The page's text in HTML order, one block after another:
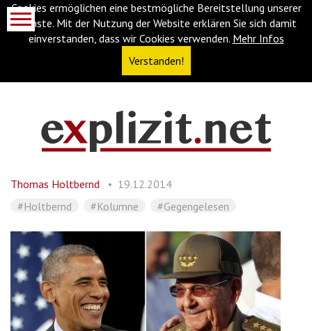
Cookies ermöglichen eine bestmögliche Bereitstellung unserer
Dienste. Mit der Nutzung der Website erklären Sie sich damit
einverstanden, dass wir Cookies verwenden. Mehr Infos
Verstanden!
(Accesskey
Zur
springen
(Accesskey
Zur
Suche
springen
(Accesskey
'2')
Thomas Holtbernd
19.12.2014
#Holtbernd
#Kolumne #Gegengelesen